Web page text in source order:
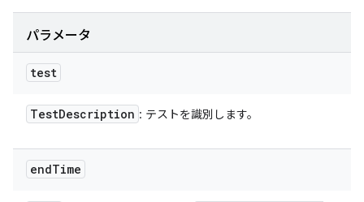
パラメータ
test
TestDescription : テストを識別します。
endTime